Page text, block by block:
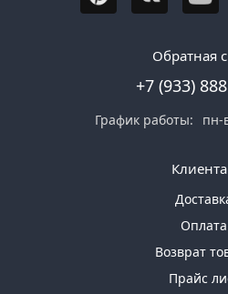
Обратная
+7 (933)
График работы: пн-
Оплата
Возврат
Прайс